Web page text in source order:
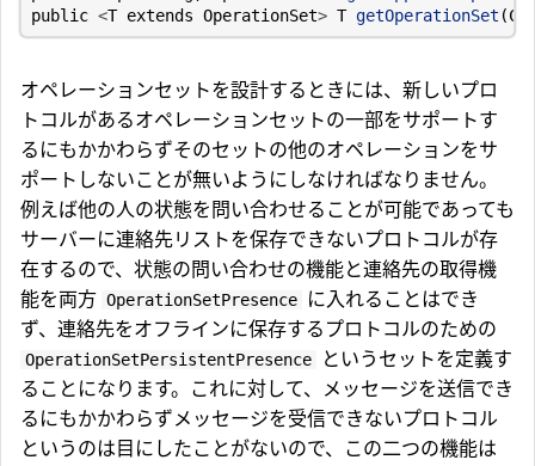
public <T extends OperationSet> T getOperationSet (
オペレーションセットを設計するときには、新しいプロ
トコルがあるオペレーションセットの一部をサポートす
るにもかかわらずそのセットの他のオペレーションをサ
ポートしないことが無いようにしなければなりません。
例えば他の人の状態を問い合わせることが可能であっても
サーバーに連絡先リストを保存できないプロトコルが存
在するので、状態の問い合わせの機能と連絡先の取得機
能を両方 OperationSetPresence
に入れることはでき
ず、連絡先をオフラインに保存するプロトコルのための
OperationSetPersistentPresence
というセットを定義す
ることになります。これに対して、メッセージを送信でき
るにもかかわらずメッセージを受信できないプロトコル
というのは目にしたことがないので、この二つの機能は